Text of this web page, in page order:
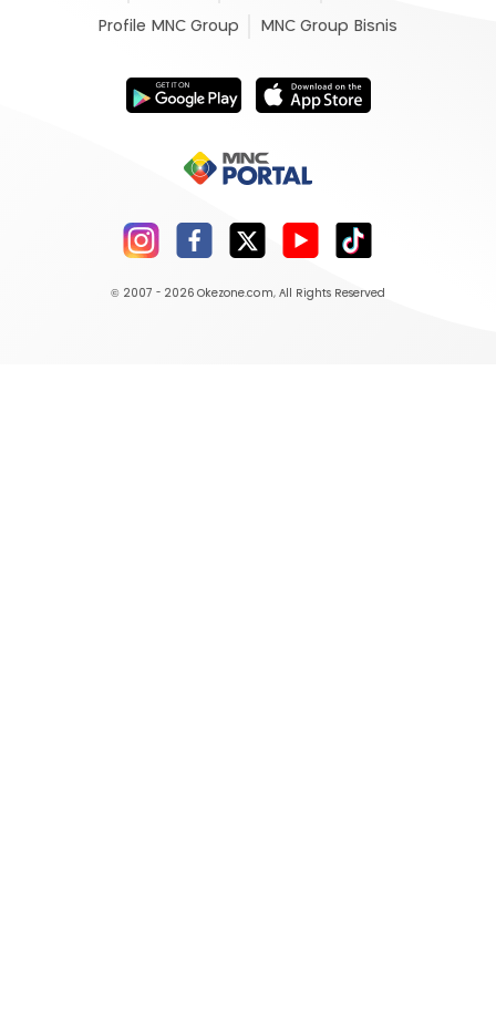
Profile MNC Group MNC Group Bisnis
© 2007 - 2026 Okezone.com, All Rights Reserved